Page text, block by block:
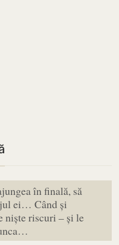
în finală, să
ei… Când și
niște riscuri – și le